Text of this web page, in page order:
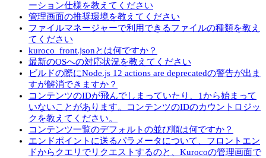
ーション仕様を教えてください
管理画面の推奨環境を教えてください
ファイルマネージャーで利用できるファイルの種類を教え
てください
kuroco_front.jsonとは何ですか？
最新のOSへの対応状況を教えてください
ビルドの際にNode.js 12 actions are deprecatedの警告が出ま
すが解消できますか？
コンテンツのIDが飛んでしまっていたり、1から始まって
いないことがあります。コンテンツのIDのカウントロジッ
クを教えてください。
コンテンツ一覧のデフォルトの並び順は何ですか？
エンドポイントに送るパラメータについて、フロントエン
ドからクエリでリクエストするのと、Kurocoの管理画面で